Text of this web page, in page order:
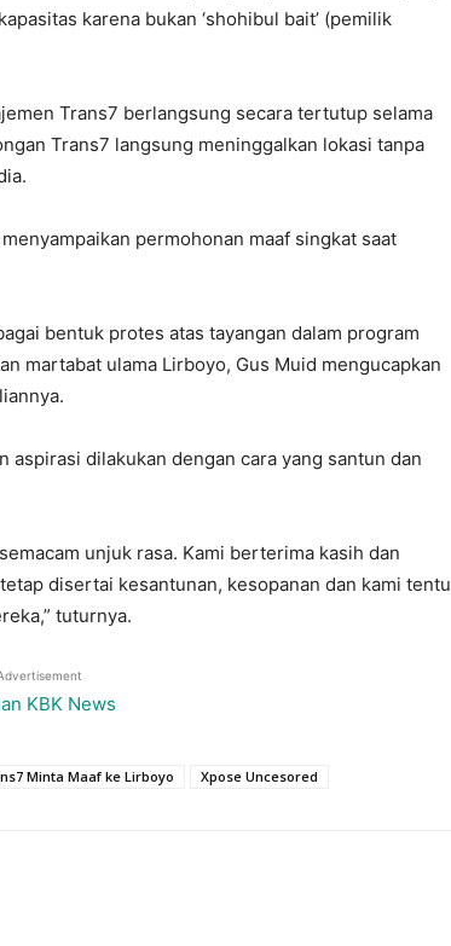
karena bukan ‘shohibul bait’ (pemilik
Trans7 berlangsung secara tertutup selama
Trans7 langsung meninggalkan lokasi tanpa
permohonan maaf singkat saat
bentuk protes atas tayangan dalam program
martabat ulama Lirboyo, Gus Muid mengucapkan
aspirasi dilakukan dengan cara yang santun dan
unjuk rasa. Kami berterima kasih dan
disertai kesantunan, kesopanan dan kami tentu
tuturnya.
Minta Maaf ke Lirboyo Xpose Uncesored